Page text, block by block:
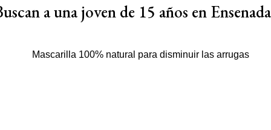
a una joven de 15 años en Ensenada